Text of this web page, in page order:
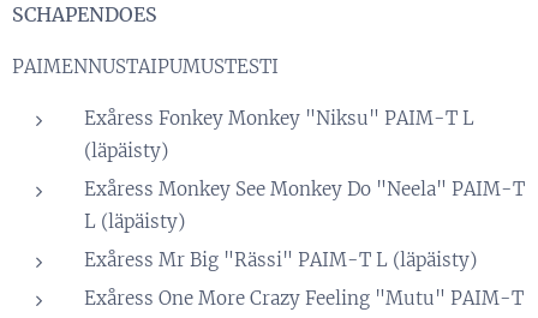
SCHAPENDOES
PAIMENNUSTAIPUMUSTESTI
Exåress Fonkey Monkey "Niksu" PAIM-T L
(läpäisty)
Exåress Monkey See Monkey Do "Neela" PAIM-T
L (läpäisty)
Exåress Mr Big "Rässi" PAIM-T L (läpäisty)
Exåress One More Crazy Feeling "Mutu" PAIM-T